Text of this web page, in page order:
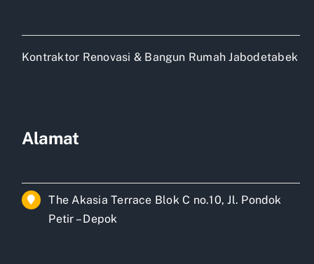
Kontraktor Renovasi & Bangun Rumah Jabodetabek
Alamat
The Akasia Terrace Blok C no.10, Jl. Pondok
Petir – Depok